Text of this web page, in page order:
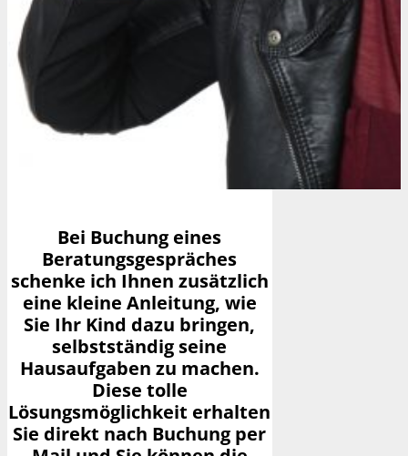
Bei Buchung eines
Beratungsgespräches
schenke ich Ihnen zusätzlich
eine kleine Anleitung, wie
Sie Ihr Kind dazu bringen,
selbstständig seine
Hausaufgaben zu machen.
Diese tolle
Lösungsmöglichkeit erhalten
Sie direkt nach Buchung per